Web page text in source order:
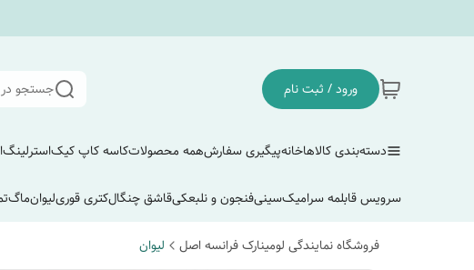
ورود / ثبت نام جستجو
دسته‌بندی کالاهاخانهپیگیری سفارشهمه محصولاتکاسه کاپ کیکاسترلینگ
سرویس قابلمه سرامیکسینیفنجون و نلبعکیقاشق چنگالکتری قوریلیوانماگ
فروشگاه نمایندگی لومینارک فرانسه اصل لیوان